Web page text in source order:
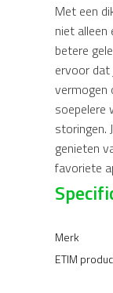
Met een
niet alleen
betere
ervoor dat
vermogen
soepelere
storingen.
genieten
favoriete
Merk
ETIM